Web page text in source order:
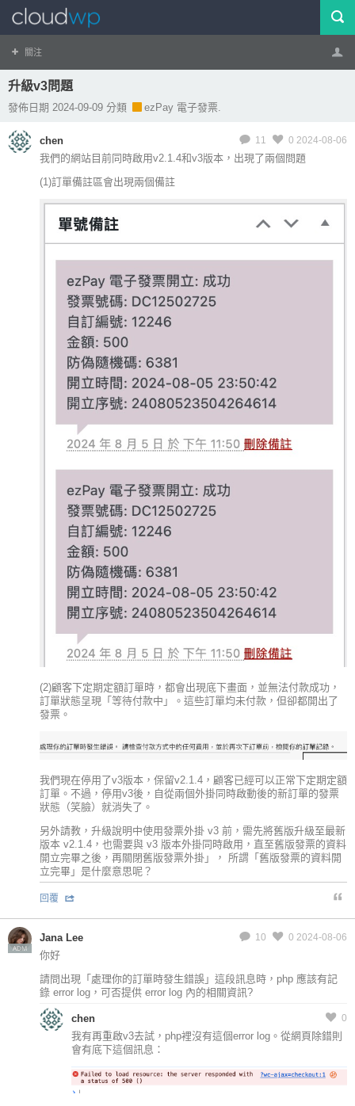
關注
帳號 登出
升級v3問題
發佈日期 2024-09-09 分類 ezPay 電子發票.
11 0 2024-08-06
chen
我們的網站目前同時啟用v2.1.4和v3版本，出現了兩個問題
(1)訂單備註區會出現兩個備註
(2)顧客下定期定額訂單時，都會出現底下畫面，並無法付款成功，
訂單狀態呈現「等待付款中」。這些訂單均未付款，但卻都開出了
發票。
我們現在停用了v3版本，保留v2.1.4，顧客已經可以正常下定期定額
訂單。不過，停用v3後，自從兩個外掛同時啟動後的新訂單的發票
狀態（笑臉）就消失了。
另外請教，升級說明中使用發票外掛 v3 前，需先將舊版升級至最新
版本 v2.1.4，也需要與 v3 版本外掛同時啟用，直至舊版發票的資料
開立完畢之後，再關閉舊版發票外掛」， 所謂「舊版發票的資料開
立完畢」是什麼意思呢？
回覆
ADM
10 0 2024-08-06
Jana Lee
你好
請問出現「處理你的訂單時發生錯誤」這段訊息時，php 應該有記
錄 error log，可否提供 error log 內的相關資訊?
0
chen
我有再重啟v3去試，php裡沒有這個error log。從網頁除錯則
會有底下這個訊息：